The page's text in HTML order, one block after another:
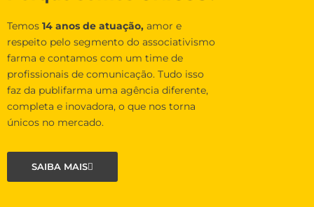
Temos 14 anos de atuação, amor e
respeito pelo segmento do associativismo
farma e contamos com um time de
profissionais de comunicação. Tudo isso
faz da publifarma uma agência diferente,
completa e inovadora, o que nos torna
únicos no mercado.
SAIBA MAIS